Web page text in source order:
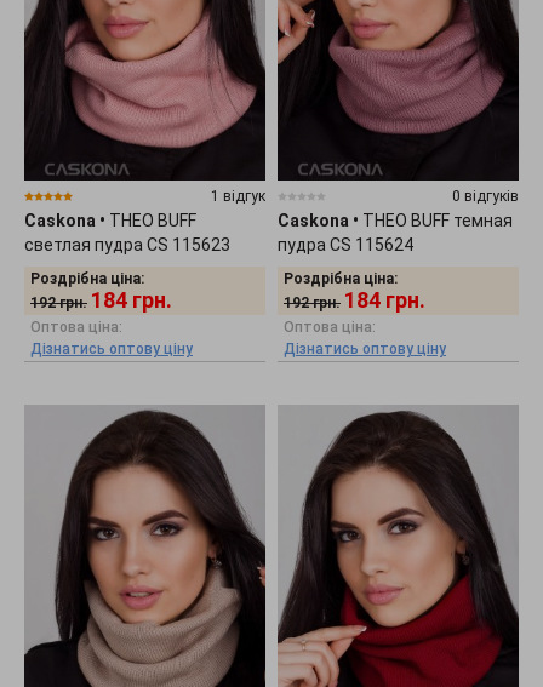
1 відгук
Caskona • THEO BUFF
светлая пудра CS 115623
Роздрібна ціна:
192 грн. 184 грн.
Оптова ціна:
Дізнатись оптову ціну
0 відгуків
Caskona • THEO BUFF темная
пудра CS 115624
Роздрібна ціна:
192 грн. 184 грн.
Оптова ціна:
Дізнатись оптову ціну